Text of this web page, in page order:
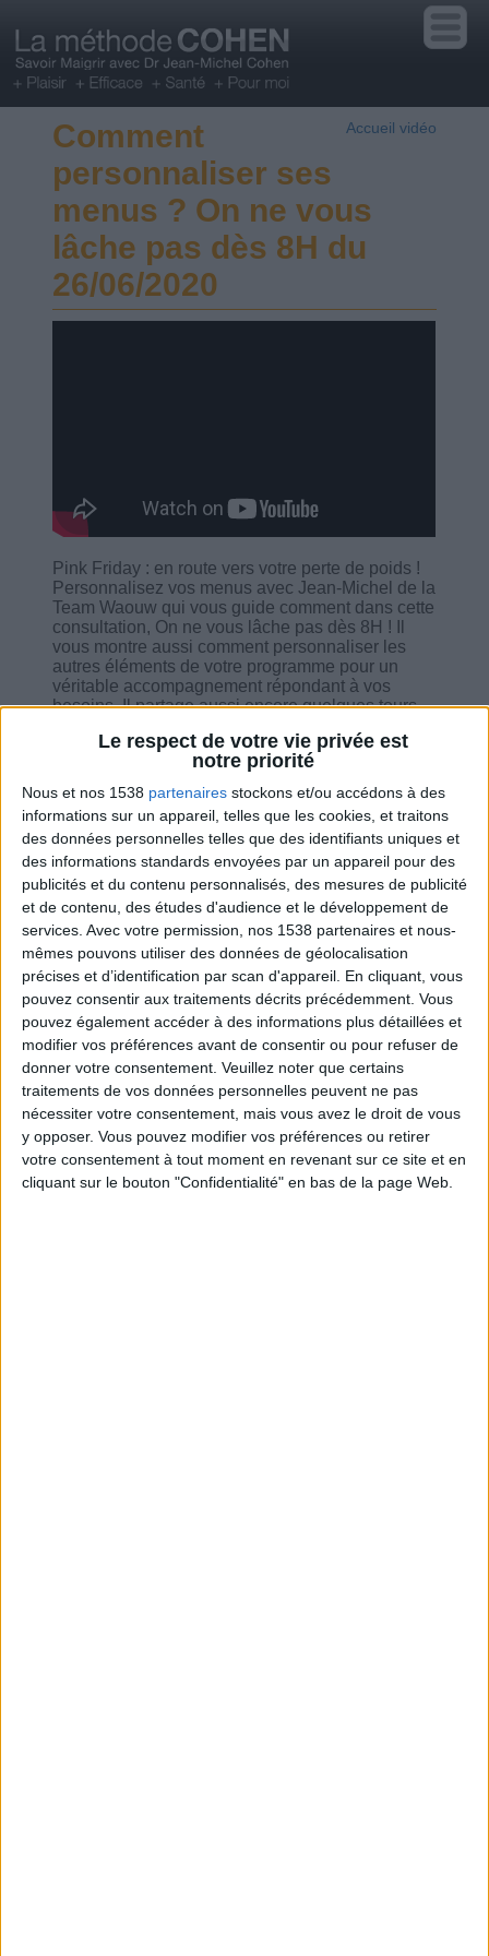
Le respect de votre vie privée est
notre priorité
Nous et nos 1538 partenaires stockons et/ou accédons à des
informations sur un appareil, telles que les cookies, et traitons
des données personnelles telles que des identifiants uniques et
des informations standards envoyées par un appareil pour des
publicités et du contenu personnalisés, des mesures de publicité
et de contenu, des études d'audience et le développement de
services. Avec votre permission, nos 1538 partenaires et nous-
mêmes pouvons utiliser des données de géolocalisation
précises et d’identification par scan d'appareil. En cliquant, vous
pouvez consentir aux traitements décrits précédemment. Vous
pouvez également accéder à des informations plus détaillées et
modifier vos préférences avant de consentir ou pour refuser de
donner votre consentement. Veuillez noter que certains
traitements de vos données personnelles peuvent ne pas
nécessiter votre consentement, mais vous avez le droit de vous
y opposer. Vous pouvez modifier vos préférences ou retirer
votre consentement à tout moment en revenant sur ce site et en
cliquant sur le bouton "Confidentialité" en bas de la page Web.
Accueil vidéo
Comment
personnaliser ses
menus ? On ne vous
lâche pas dès 8H du
26/06/2020
Pink Friday : en route vers votre perte de poids !
Personnalisez vos menus avec Jean-Michel de la
Team Waouw qui vous guide comment dans cette
consultation, On ne vous lâche pas dès 8H ! Il
vous montre aussi comment personnaliser les
autres éléments de votre programme pour un
véritable accompagnement répondant à vos
besoins. Il partage aussi encore quelques tours
vous accompagner, pour répondre à vos
questions et donner un dépannage en temps réel,
et pour vous soutenir.
Combien de kilos souhaitez-vous perdre ?
Moins de
5 kilos
De 5 à 10
kilos
Plus de
10 kilos
Service-client & Motivation Voir tout
Les équipes du Service-client et de la
Communauté Savoir Maigrir vous aident
chaque semaine à vous rapprocher
sereinement de votre objectif minceur.